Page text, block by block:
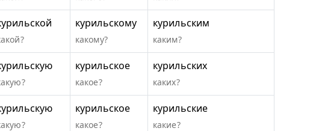
курильскому
какому?
курильским
каким?
курильское
какое?
курильских
каких?
курильское
какое?
курильские
какие?